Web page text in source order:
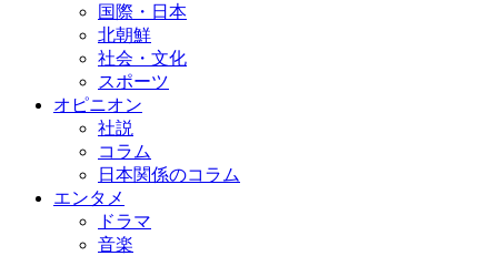
国際・日本
北朝鮮
社会・文化
スポーツ
オピニオン
社説
コラム
日本関係のコラム
エンタメ
ドラマ
音楽